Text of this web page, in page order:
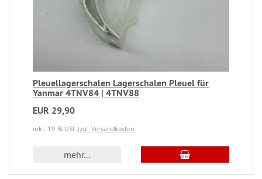
Pleuellagerschalen Lagerschalen Pleuel für
Yanmar 4TNV84 | 4TNV88
EUR 29,90
inkl. 19 % USt zzgl. Versandkosten
mehr...